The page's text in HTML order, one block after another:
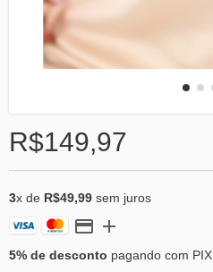
R$149,97
3x de R$49,99 sem juros
5% de desconto pagando com PIX